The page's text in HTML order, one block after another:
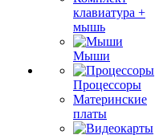
клавиатура +
мышь
Мыши
Процессоры
Материнские
платы